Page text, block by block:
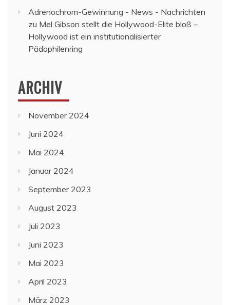
Adrenochrom-Gewinnung - News - Nachrichten
zu Mel Gibson stellt die Hollywood-Elite bloß –
Hollywood ist ein institutionalisierter
Pädophilenring
ARCHIV
November 2024
Juni 2024
Mai 2024
Januar 2024
September 2023
August 2023
Juli 2023
Juni 2023
Mai 2023
April 2023
März 2023